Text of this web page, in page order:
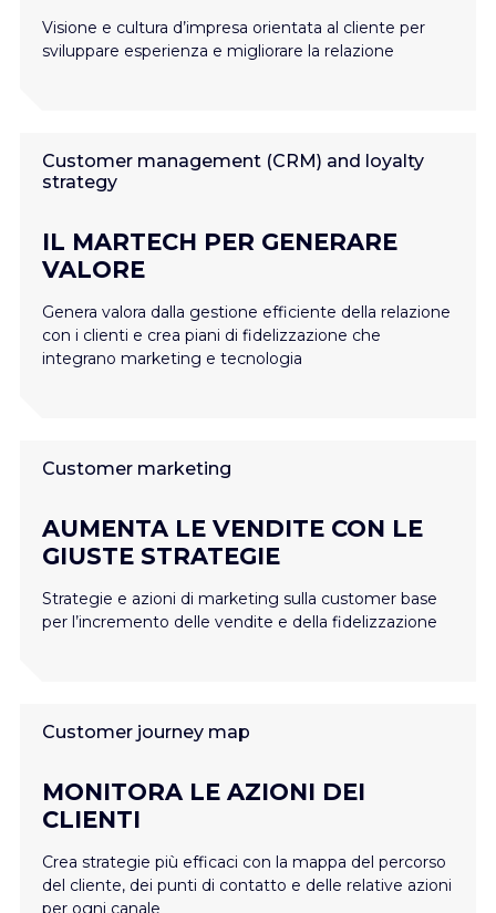
Visione e cultura d’impresa orientata al cliente per
sviluppare esperienza e migliorare la relazione
Customer management (CRM) and loyalty
strategy
IL MARTECH PER GENERARE
VALORE
Genera valora dalla gestione efficiente della relazione
con i clienti e crea piani di fidelizzazione che
integrano marketing e tecnologia
Customer marketing
AUMENTA LE VENDITE CON LE
GIUSTE STRATEGIE
Strategie e azioni di marketing sulla customer base
per l’incremento delle vendite e della fidelizzazione
Customer journey map
MONITORA LE AZIONI DEI
CLIENTI
Crea strategie più efficaci con la mappa del percorso
del cliente, dei punti di contatto e delle relative azioni
per ogni canale